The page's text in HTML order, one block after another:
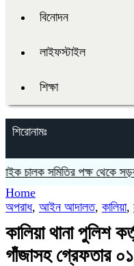
বিনোদন
লাইফস্টাইল
শিক্ষা
শিরোনামঃ
সমিতির পক্ষ থেকে সড়ক
Home
অপরাধ, আইন আদালত, কালিয়া,
কালিয়া থানা পুলিশ
গাঁজাসহ গ্রেফতার ০১